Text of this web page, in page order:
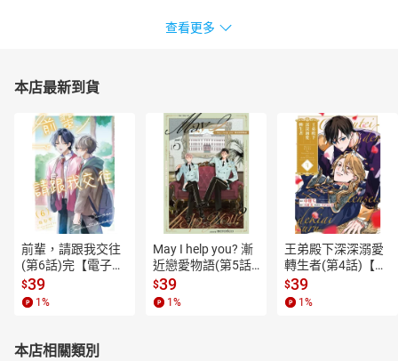
查看更多
本店最新到貨
前輩，請跟我交往
(第6話)完【電子
書】
$39
1 %
May I help you? 漸
近戀愛物語(第5話)
【電子書】
$39
1 %
王弟殿下深深溺愛
轉生者(第4話)【電
子書】
$39
1 %
本店相關類別